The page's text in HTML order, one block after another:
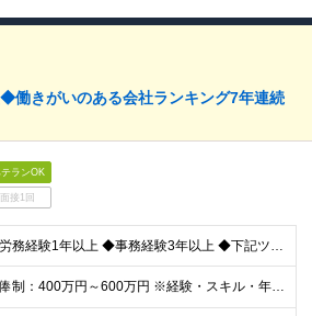
働きがいのある会社ランキング7年連続
ランOK
面接1回
◆労務経験1年以上 ◆事務経験3年以上 ◆下記ツールでの実務経験が1年以上 ・Excel：入力、表作成、関数（IF、VLOOKUPレベル） ※複数のリストから集計が可能なレベル ・Word：文書作成
年俸制：400万円～600万円 ※経験・スキル・年齢を考慮の上、決定します ※上記金額を12分割で月々支給します ※試用期間3ヶ月あり。期間中の給与・待遇に差異はありません ※上記金額には固定残業代